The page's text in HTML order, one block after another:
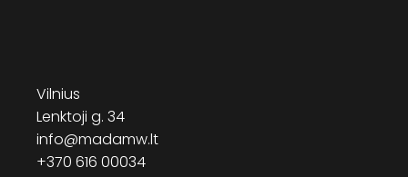
Vilnius
Lenktoji g. 34
info@madamw.lt
+370 616 00034